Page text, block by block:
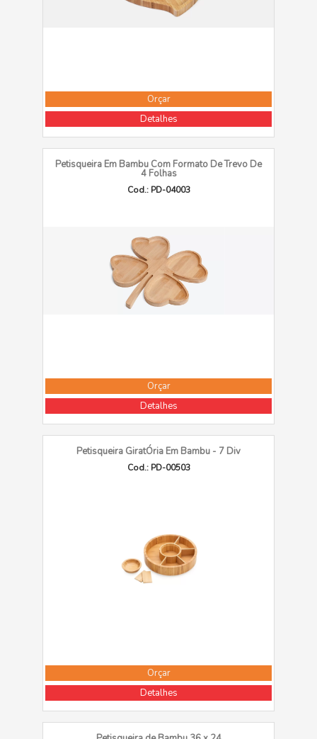
Orçar
Detalhes
Petisqueira Em Bambu Com Formato De Trevo De
4 Folhas
Cod.: PD-04003
Orçar
Detalhes
Petisqueira GiratÓria Em Bambu - 7 Div
Cod.: PD-00503
Orçar
Detalhes